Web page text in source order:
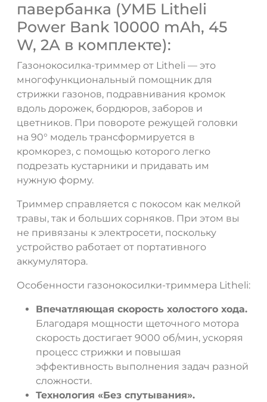
павербанка (УМБ Litheli
Power Bank 10000 mAh, 45
W, 2А в комплекте):
Газонокосилка-триммер от Litheli — это
многофункциональный помощник для
стрижки газонов, подравнивания кромок
вдоль дорожек, бордюров, заборов и
цветников. При повороте режущей головки
на 90° модель трансформируется в
кромкорез, с помощью которого легко
подрезать кустарники и придавать им
нужную форму.
Триммер справляется с покосом как мелкой
травы, так и больших сорняков. При этом вы
не привязаны к электросети, поскольку
устройство работает от портативного
аккумулятора.
Особенности газонокосилки-триммера Litheli:
Впечатляющая скорость холостого хода.
Благодаря мощности щеточного мотора
скорость достигает 9000 об/мин, ускоряя
процесс стрижки и повышая
эффективность выполнения задач разной
сложности.
Технология «Без спутывания».